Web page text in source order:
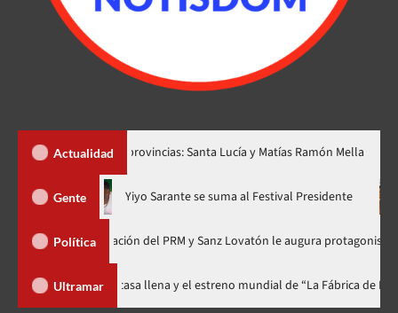
Actualidad
dos nuevas provincias: Santa Lucía y Matías Ramón Mella
Gente
en nuevo horario Yiyo Sarante se suma al Festival
Política
Organización del PRM y Sanz Lovatón le augura protagonismo político
Ultramar
celebra 15 años con una gala a casa llena y el estreno mundial de “La